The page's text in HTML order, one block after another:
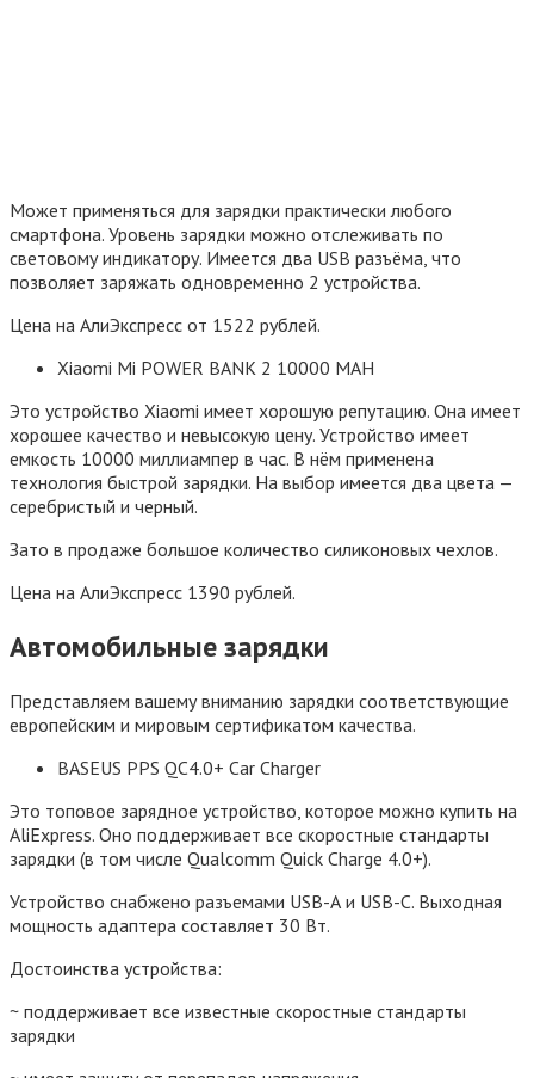
Может применяться для зарядки практически любого
смартфона. Уровень зарядки можно отслеживать по
световому индикатору. Имеется два USB разъёма, что
позволяет заряжать одновременно 2 устройства.
Цена на АлиЭкспресс от 1522 рублей.
Xiaomi Мi POWER BANK 2 10000 MAH
Это устройство Xiaomi имеет хорошую репутацию. Она имеет
хорошее качество и невысокую цену. Устройство имеет
емкость 10000 миллиампер в час. В нём применена
технология быстрой зарядки. На выбор имеется два цвета —
серебристый и черный.
Зато в продаже большое количество силиконовых чехлов.
Цена на АлиЭкспресс 1390 рублей.
Автомобильные зарядки
Представляем вашему вниманию зарядки соответствующие
европейским и мировым сертификатом качества.
BASEUS PPS QC4.0+ Car Charger
Это топовое зарядное устройство, которое можно купить на
AliExpress. Оно поддерживает все скоростные стандарты
зарядки (в том числе Qualcomm Quick Charge 4.0+).
Устройство снабжено разъемами USB-А и USB-С. Выходная
мощность адаптера составляет 30 Вт.
Достоинства устройства:
~ поддерживает все известные скоростные стандарты
зарядки